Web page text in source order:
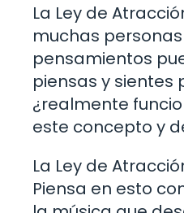
La Ley de
muchas
pensamientos
piensas y sientes
¿realmente
este concepto y
La Ley de
Piensa en esto